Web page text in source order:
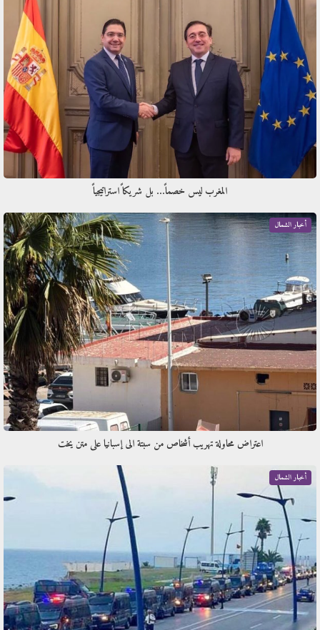
المغرب ليس خصماً… بل شريكاً استراتيجياً
أخبار الشمال
اعتراض محاولة تهريب أشخاص من سبتة الى إسبانيا على متن يخت
أخبار الشمال